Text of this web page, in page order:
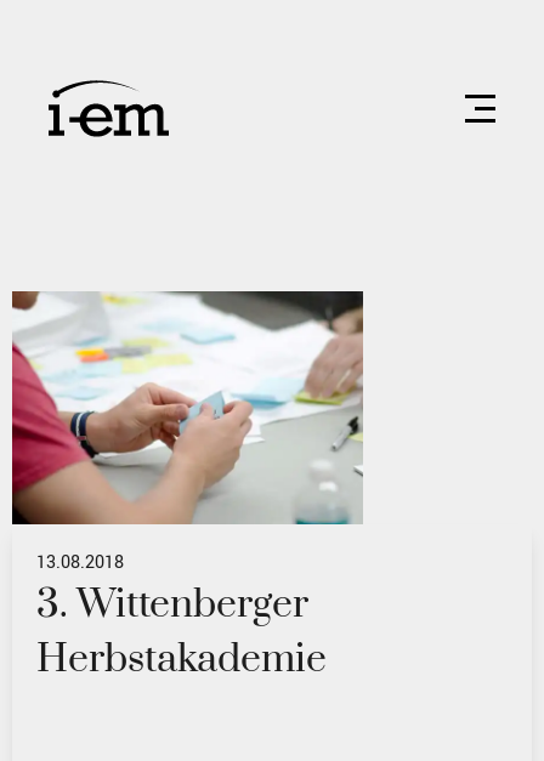
13.08.2018
3. Wittenberger
Herbstakademie